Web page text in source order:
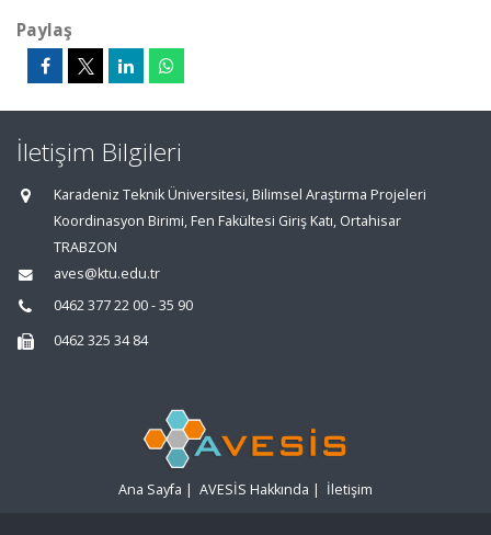
Paylaş
İletişim Bilgileri
Karadeniz Teknik Üniversitesi, Bilimsel Araştırma Projeleri
Koordinasyon Birimi, Fen Fakültesi Giriş Katı, Ortahisar
TRABZON
aves@ktu.edu.tr
0462 377 22 00 - 35 90
0462 325 34 84
Ana Sayfa | AVESİS Hakkında | İletişim